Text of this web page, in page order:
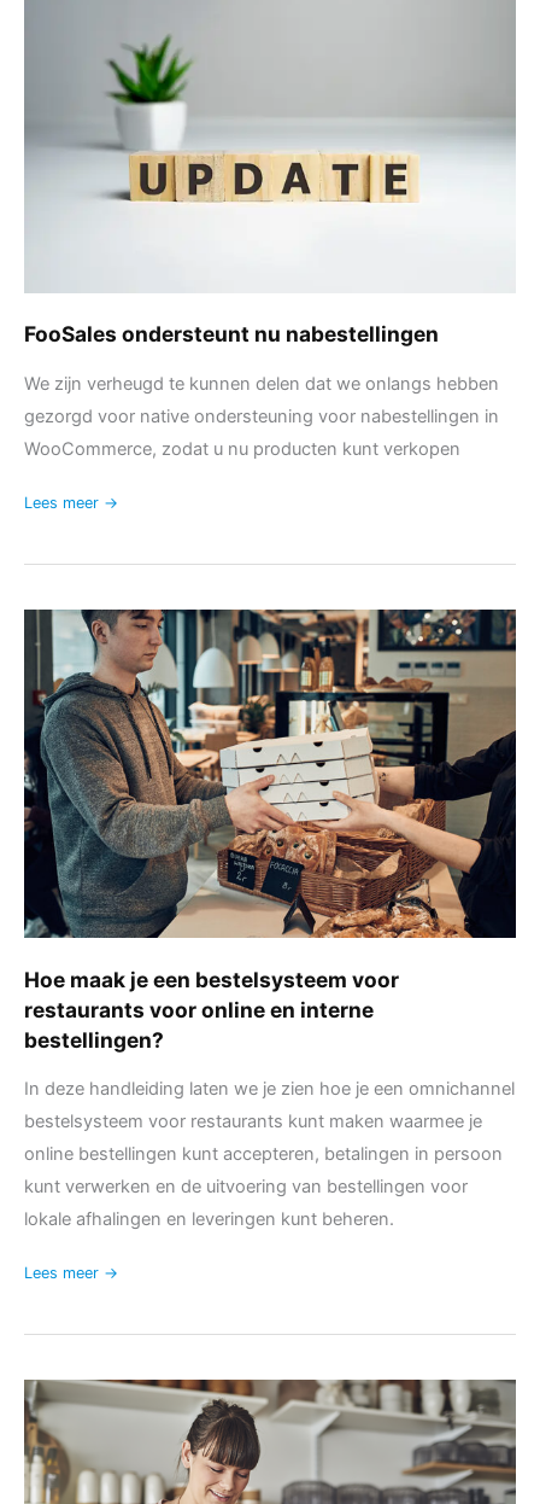
FooSales ondersteunt nu nabestellingen
We zijn verheugd te kunnen delen dat we onlangs hebben
gezorgd voor native ondersteuning voor nabestellingen in
WooCommerce, zodat u nu producten kunt verkopen
nabestellingen
Lees meer →
Hoe maak je een bestelsysteem voor
restaurants voor online en interne
bestellingen?
In deze handleiding laten we je zien hoe je een omnichannel
bestelsysteem voor restaurants kunt maken waarmee je
online bestellingen kunt accepteren, betalingen in persoon
kunt verwerken en de uitvoering van bestellingen voor
lokale afhalingen en leveringen kunt beheren.
maak
een
bestelsysteem
voor
restaurants
voor
online
interne
bestellingen?
Lees meer →
Introductie
van
FooSales
Bestel